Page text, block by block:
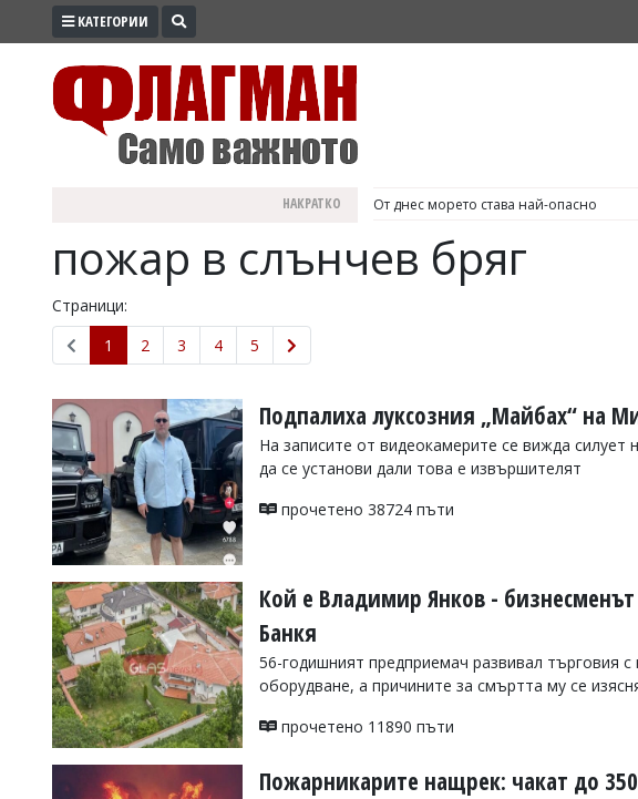
ПРОМО
ЗДРАВЕ
ПОЛИТИКА
ОБЩИНИ
ОБЩЕСТВО
ЛАЙФСТАЙЛ
ВОЙНАТА
УКРАЙНА
СПОРТ
РАЗСЛЕДВАНЕ
БИЗНЕС
Управители:
Веселин
Василев,
v.vasilev@flagman.bg
КАТЕГОРИИ
НАКРАТКО България е №1 в ЕС по пушене на цигари
пожар в слънчев бряг
Страници:
1
2 3 4 5
Подпалиха луксозния „Майбах“ на
На записите от видеокамерите се вижда
да се установи дали това е извършителят
прочетено 38724 пъти
Кой е Владимир Янков -
Банкя
56-годишният предприемач развивал търговия
оборудване, а причините за смъртта му се
прочетено 11890 пъти
Пожарникарите нащрек: чакат до